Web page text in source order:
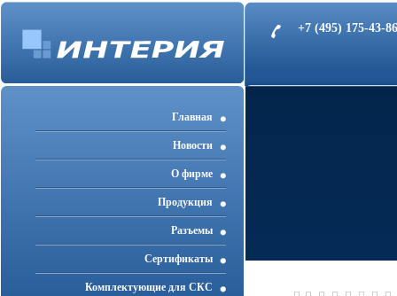
+7 (495) 175-43-
Главная
Новости
О фирме
Продукция
Разъемы
Cертификаты
Комплектующие для СКС